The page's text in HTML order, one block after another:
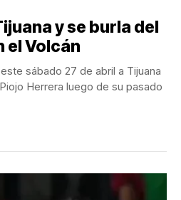
y se burla del
el Volcán
sábado 27 de abril a Tijuana
Herrera luego de su pasado